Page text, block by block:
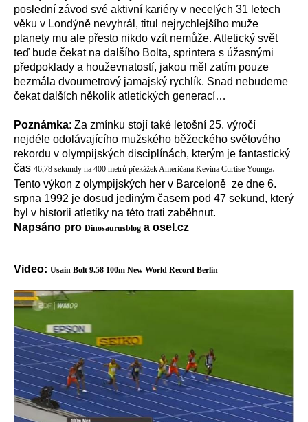
poslední závod své aktivní kariéry v necelých 31 letech
věku v Londýně nevyhrál, titul nejrychlejšího muže
planety mu ale přesto nikdo vzít nemůže. Atletický svět
teď bude čekat na dalšího Bolta, sprintera s úžasnými
předpoklady a houževnatostí, jakou měl zatím pouze
bezmála dvoumetrový jamajský rychlík. Snad nebudeme
čekat dalších několik atletických generací…
Poznámka: Za zmínku stojí také letošní 25. výročí
nejdéle odolávajícího mužského běžeckého světového
rekordu v olympijských disciplínách, kterým je fantastický
čas 46,78 sekundy na 400 metrů překážek Američana Kevina Curtise Younga.
Tento výkon z olympijských her v Barceloně ze dne 6.
srpna 1992 je dosud jediným časem pod 47 sekund, který
byl v historii atletiky na této trati zaběhnut.
Napsáno pro Dinosaurusblog a osel.cz
Video: Usain Bolt 9.58 100m New World Record Berlin